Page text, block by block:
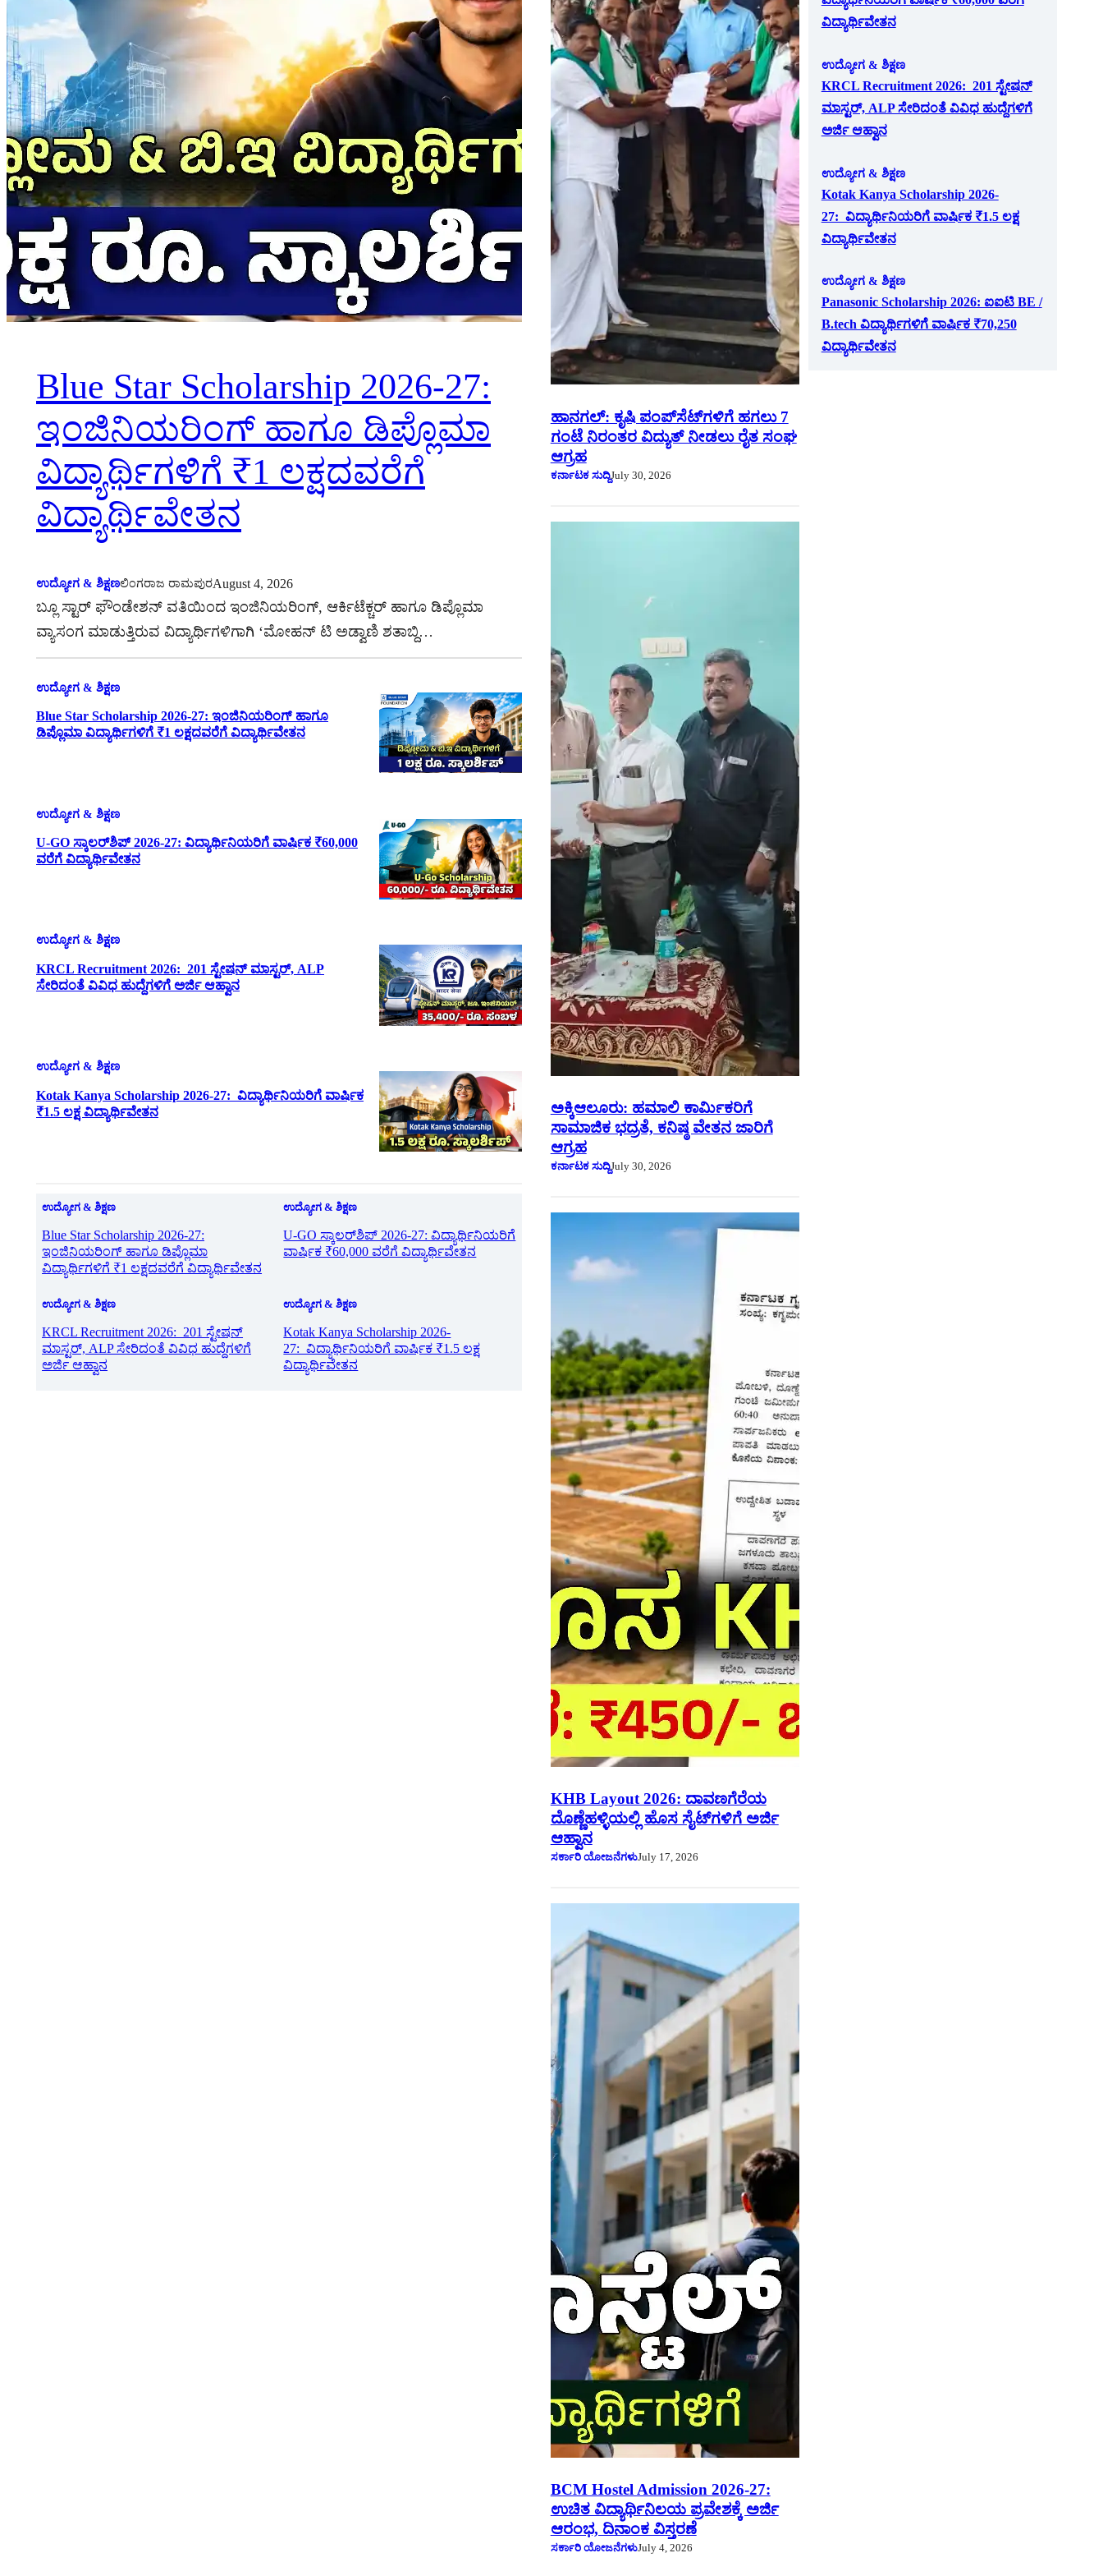
Blue Star Scholarship 2026-27:
ಇಂಜಿನಿಯರಿಂಗ್ ಹಾಗೂ ಡಿಪ್ಲೊಮಾ
ವಿದ್ಯಾರ್ಥಿಗಳಿಗೆ ₹1 ಲಕ್ಷದವರೆಗೆ
ವಿದ್ಯಾರ್ಥಿವೇತನ
ಉದ್ಯೋಗ & ಶಿಕ್ಷಣಲಿಂಗರಾಜ ರಾಮಪುರAugust 4, 2026
ಬ್ಲೂ ಸ್ಟಾರ್ ಫೌಂಡೇಶನ್ ವತಿಯಿಂದ ಇಂಜಿನಿಯರಿಂಗ್, ಆರ್ಕಿಟೆಕ್ಚರ್ ಹಾಗೂ ಡಿಪ್ಲೊಮಾ
ವ್ಯಾಸಂಗ ಮಾಡುತ್ತಿರುವ ವಿದ್ಯಾರ್ಥಿಗಳಿಗಾಗಿ ‘ಮೋಹನ್ ಟಿ ಅಡ್ವಾಣಿ ಶತಾಬ್ದಿ…
ಉದ್ಯೋಗ & ಶಿಕ್ಷಣ
Blue Star Scholarship 2026-27: ಇಂಜಿನಿಯರಿಂಗ್ ಹಾಗೂ
ಡಿಪ್ಲೊಮಾ ವಿದ್ಯಾರ್ಥಿಗಳಿಗೆ ₹1 ಲಕ್ಷದವರೆಗೆ ವಿದ್ಯಾರ್ಥಿವೇತನ
ಉದ್ಯೋಗ & ಶಿಕ್ಷಣ
U-GO ಸ್ಕಾಲರ್‌ಶಿಪ್ 2026-27: ವಿದ್ಯಾರ್ಥಿನಿಯರಿಗೆ ವಾರ್ಷಿಕ ₹60,000
ವರೆಗೆ ವಿದ್ಯಾರ್ಥಿವೇತನ
ಉದ್ಯೋಗ & ಶಿಕ್ಷಣ
KRCL Recruitment 2026: 201 ಸ್ಟೇಷನ್ ಮಾಸ್ಟರ್, ALP
ಸೇರಿದಂತೆ ವಿವಿಧ ಹುದ್ದೆಗಳಿಗೆ ಅರ್ಜಿ ಆಹ್ವಾನ
ಉದ್ಯೋಗ & ಶಿಕ್ಷಣ
Kotak Kanya Scholarship 2026-27: ವಿದ್ಯಾರ್ಥಿನಿಯರಿಗೆ ವಾರ್ಷಿಕ
₹1.5 ಲಕ್ಷ ವಿದ್ಯಾರ್ಥಿವೇತನ
ಉದ್ಯೋಗ & ಶಿಕ್ಷಣ
Blue Star Scholarship 2026-27:
ಇಂಜಿನಿಯರಿಂಗ್ ಹಾಗೂ ಡಿಪ್ಲೊಮಾ
ವಿದ್ಯಾರ್ಥಿಗಳಿಗೆ ₹1 ಲಕ್ಷದವರೆಗೆ ವಿದ್ಯಾರ್ಥಿವೇತನ
ಉದ್ಯೋಗ & ಶಿಕ್ಷಣ
U-GO ಸ್ಕಾಲರ್‌ಶಿಪ್ 2026-27: ವಿದ್ಯಾರ್ಥಿನಿಯರಿಗೆ
ವಾರ್ಷಿಕ ₹60,000 ವರೆಗೆ ವಿದ್ಯಾರ್ಥಿವೇತನ
ಉದ್ಯೋಗ & ಶಿಕ್ಷಣ
KRCL Recruitment 2026: 201 ಸ್ಟೇಷನ್
ಮಾಸ್ಟರ್, ALP ಸೇರಿದಂತೆ ವಿವಿಧ ಹುದ್ದೆಗಳಿಗೆ
ಅರ್ಜಿ ಆಹ್ವಾನ
ಉದ್ಯೋಗ & ಶಿಕ್ಷಣ
Kotak Kanya Scholarship 2026-
27: ವಿದ್ಯಾರ್ಥಿನಿಯರಿಗೆ ವಾರ್ಷಿಕ ₹1.5 ಲಕ್ಷ
ವಿದ್ಯಾರ್ಥಿವೇತನ
ಹಾನಗಲ್: ಕೃಷಿ ಪಂಪ್‌ಸೆಟ್‌ಗಳಿಗೆ ಹಗಲು 7
ಗಂಟೆ ನಿರಂತರ ವಿದ್ಯುತ್ ನೀಡಲು ರೈತ ಸಂಘ
ಆಗ್ರಹ
ಕರ್ನಾಟಕ ಸುದ್ದಿJuly 30, 2026
ಅಕ್ಕಿಆಲೂರು: ಹಮಾಲಿ ಕಾರ್ಮಿಕರಿಗೆ
ಸಾಮಾಜಿಕ ಭದ್ರತೆ, ಕನಿಷ್ಠ ವೇತನ ಜಾರಿಗೆ
ಆಗ್ರಹ
ಕರ್ನಾಟಕ ಸುದ್ದಿJuly 30, 2026
KHB Layout 2026: ದಾವಣಗೆರೆಯ
ದೊಣ್ಣೆಹಳ್ಳಿಯಲ್ಲಿ ಹೊಸ ಸೈಟ್‌ಗಳಿಗೆ ಅರ್ಜಿ
ಆಹ್ವಾನ
ಸರ್ಕಾರಿ ಯೋಜನೆಗಳುJuly 17, 2026
BCM Hostel Admission 2026-27:
ಉಚಿತ ವಿದ್ಯಾರ್ಥಿನಿಲಯ ಪ್ರವೇಶಕ್ಕೆ ಅರ್ಜಿ
ಆರಂಭ, ದಿನಾಂಕ ವಿಸ್ತರಣೆ
ಸರ್ಕಾರಿ ಯೋಜನೆಗಳುJuly 4, 2026
ವಿದ್ಯಾರ್ಥಿವೇತನ
ಉದ್ಯೋಗ & ಶಿಕ್ಷಣ
KRCL Recruitment 2026: 201 ಸ್ಟೇಷನ್
ಮಾಸ್ಟರ್, ALP ಸೇರಿದಂತೆ ವಿವಿಧ ಹುದ್ದೆಗಳಿಗೆ
ಅರ್ಜಿ ಆಹ್ವಾನ
ಉದ್ಯೋಗ & ಶಿಕ್ಷಣ
Kotak Kanya Scholarship 2026-
27: ವಿದ್ಯಾರ್ಥಿನಿಯರಿಗೆ ವಾರ್ಷಿಕ ₹1.5 ಲಕ್ಷ
ವಿದ್ಯಾರ್ಥಿವೇತನ
ಉದ್ಯೋಗ & ಶಿಕ್ಷಣ
Panasonic Scholarship 2026: ಐಐಟಿ BE /
B.tech ವಿದ್ಯಾರ್ಥಿಗಳಿಗೆ ವಾರ್ಷಿಕ ₹70,250
ವಿದ್ಯಾರ್ಥಿವೇತನ